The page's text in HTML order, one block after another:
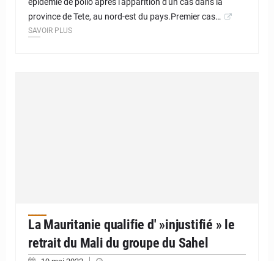
province de Tete, au nord-est du pays.Premier cas…
SAVOIR PLUS
La Mauritanie qualifie d' »injustifié » le
retrait du Mali du groupe du Sahel